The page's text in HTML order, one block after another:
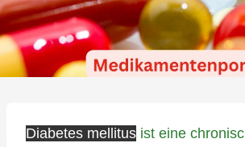
Diabetes mellitus ist eine